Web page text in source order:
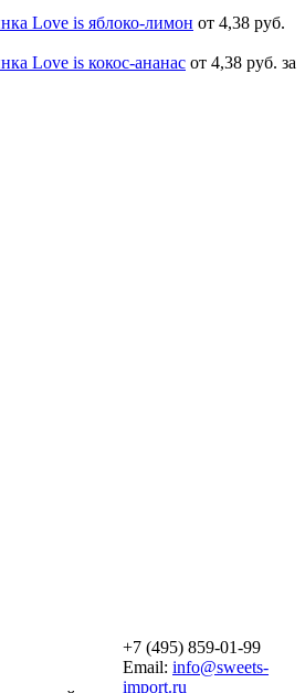
Love is яблоко-лимон от 4,38 руб.
Love is кокос-ананас от 4,38 руб. за
+7 (495) 859-01-99
Email: info@sweets-
import.ru